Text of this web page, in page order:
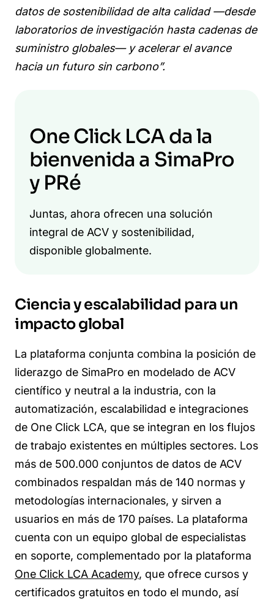
datos de sostenibilidad de alta calidad —desde
laboratorios de investigación hasta cadenas de
suministro globales— y acelerar el avance
hacia un futuro sin carbono”.
One Click LCA da la
bienvenida a SimaPro
y PRé
Juntas, ahora ofrecen una solución
integral de ACV y sostenibilidad,
disponible globalmente.
Ciencia y escalabilidad para un
impacto global
La plataforma conjunta combina la posición de
liderazgo de SimaPro en modelado de ACV
científico y neutral a la industria, con la
automatización, escalabilidad e integraciones
de One Click LCA, que se integran en los flujos
de trabajo existentes en múltiples sectores. Los
más de 500.000 conjuntos de datos de ACV
combinados respaldan más de 140 normas y
metodologías internacionales, y sirven a
usuarios en más de 170 países. La plataforma
cuenta con un equipo global de especialistas
en soporte, complementado por la plataforma
One Click LCA Academy, que ofrece cursos y
certificados gratuitos en todo el mundo, así